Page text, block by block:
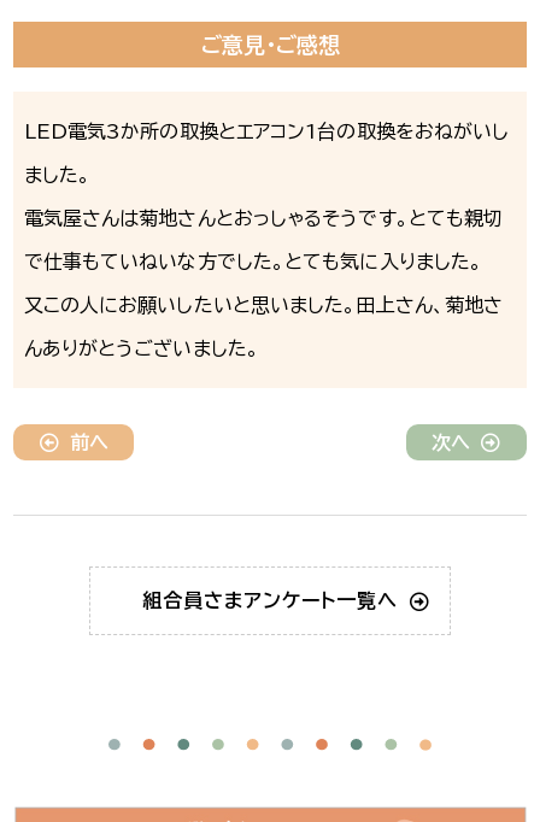
ご意見・ご感想
LED電気3か所の取換とエアコン1台の取換をおねがいし
ました。
電気屋さんは菊地さんとおっしゃるそうです。とても親切
で仕事もていねいな方でした。とても気に入りました。
又この人にお願いしたいと思いました。田上さん、菊地さ
んありがとうございました。
前へ 次へ
組合員さまアンケート一覧へ